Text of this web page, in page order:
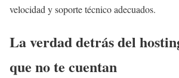
velocidad y soporte técnico adecuados.
La verdad detrás del
que no te cuentan